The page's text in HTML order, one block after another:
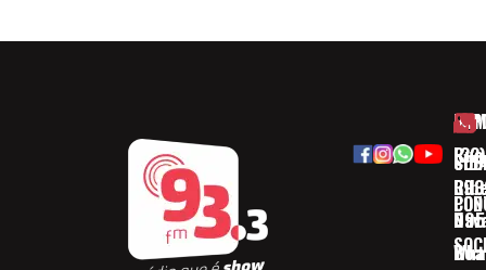
(32)